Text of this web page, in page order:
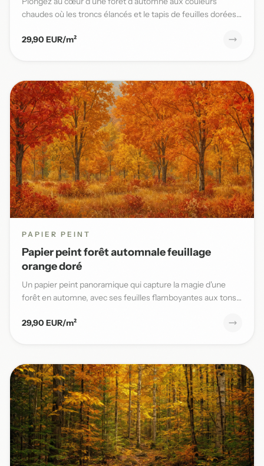
chaudes où les troncs élancés et le tapis de feuilles dorées
29,90 EUR/m²
PAPIER PEINT
Papier peint forêt automnale feuillage
orange doré
Un papier peint panoramique qui capture la magie d'une
forêt en automne, avec ses feuilles flamboyantes aux tons
29,90 EUR/m²